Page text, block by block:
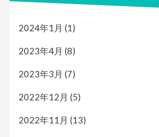
2024年1月 (1)
2023年4月 (8)
2023年3月 (7)
2022年12月 (5)
2022年11月 (13)